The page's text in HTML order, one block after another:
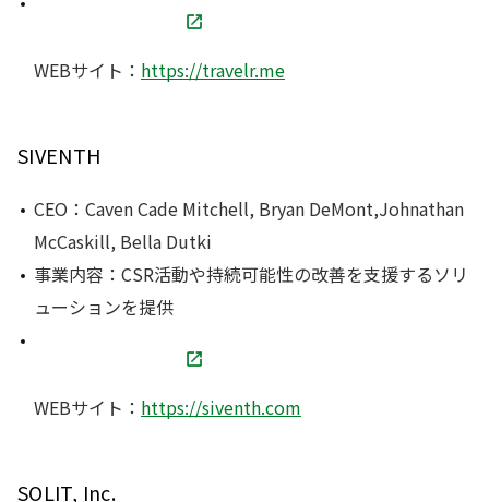
WEBサイト： https://travelr.me
SIVENTH
CEO：Caven Cade Mitchell, Bryan DeMont,Johnathan
McCaskill, Bella Dutki
事業内容：CSR活動や持続可能性の改善を支援するソリ
ューションを提供
WEBサイト： https://siventh.com
SOLIT, Inc.